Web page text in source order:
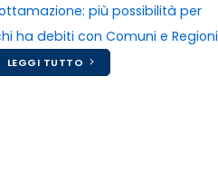
più possibilità per
ha debiti con Comuni e Regioni
LEGGI TUTTO